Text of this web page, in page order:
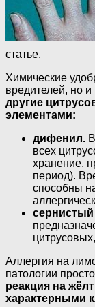
статье.
Химические
вредителей, но и
другие
элементами:
дифенил.
всех
хранение,
период).
способны
Аллергия на
патологии
реакция на
характерными